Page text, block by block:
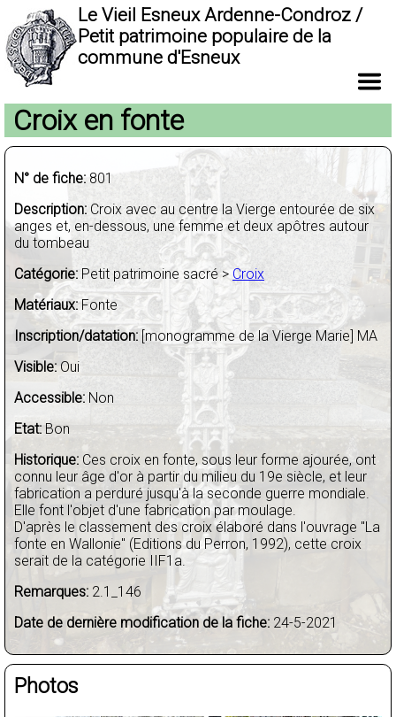
Le Vieil Esneux Ardenne-Condroz /
Petit patrimoine populaire de la
commune d'Esneux
Croix en fonte
N° de fiche: 801
Description: Croix avec au centre la Vierge entourée de six
anges et, en-dessous, une femme et deux apôtres autour
du tombeau
Catégorie: Petit patrimoine sacré > Croix
Matériaux:Fonte
Inscription/datation: [monogramme de la Vierge Marie] MA
Visible: Oui
Accessible: Non
Etat: Bon
Historique: Ces croix en fonte, sous leur forme ajourée, ont
connu leur âge d'or à partir du milieu du 19e siècle, et leur
fabrication a perduré jusqu'à la seconde guerre mondiale.
Elle font l'objet d'une fabrication par moulage.
D'après le classement des croix élaboré dans l'ouvrage "La
fonte en Wallonie" (Editions du Perron, 1992), cette croix
serait de la catégorie IIF1a.
Remarques: 2.1_146
Date de dernière modification de la fiche: 24-5-2021
Photos